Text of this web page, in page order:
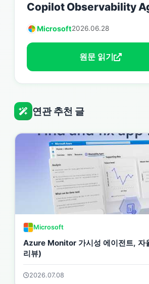
Copilot Observability
Microsoft2026.06.28
원문 읽기
연관 추천 글
Microsoft
Azure Monitor 가시성 에이전트, 자
리뷰)
2026.07.08